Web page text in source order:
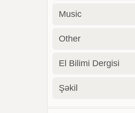
Music
Other
El Bilimi Dergisi
Şəkil